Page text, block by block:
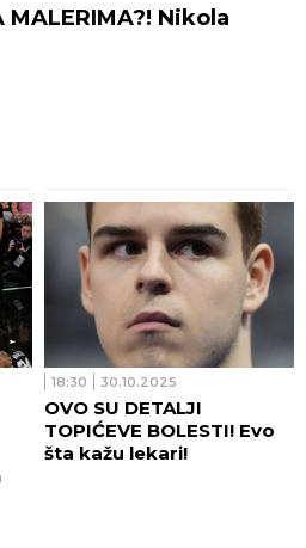
MALERIMA?! Nikola
18:30 30.10.2025
OVO SU DETALJI
TOPIĆEVE BOLESTI! Evo
šta kažu lekari!